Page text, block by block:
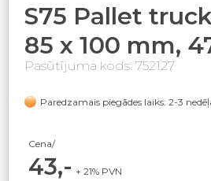
S75 Pallet
85 x 100 mm,
Pasūtījuma kods: 752127
Paredzamais piegādes laiks: 2-3
Cena/
43,- + 21% PVN